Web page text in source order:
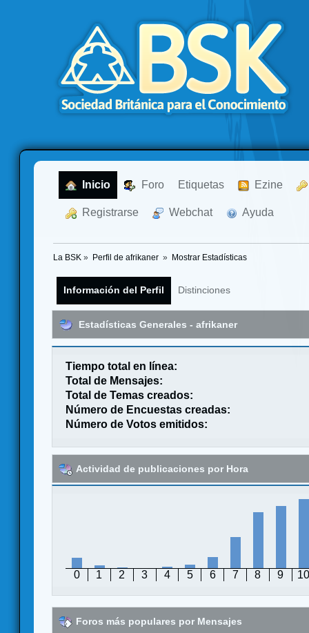
Inicio Foro Etiquetas Ezine
Registrarse Webchat Ayuda
La BSK » Perfil de afrikaner » Mostrar Estadísticas
Información del Perfil Distinciones
Estadísticas Generales - afrikaner
Tiempo total en línea:
Total de Mensajes:
Total de Temas creados:
Número de Encuestas creadas:
Número de Votos emitidos:
Actividad de publicaciones por Hora
0 1 2 3 4 5 6 7 8 9 10
Foros más populares por Mensajes